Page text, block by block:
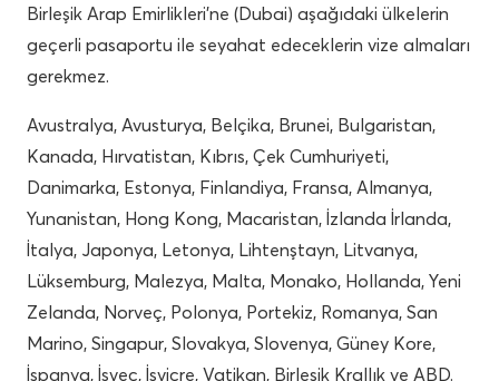
Birleşik Arap Emirlikleri’ne (Dubai) aşağıdaki ülkelerin
geçerli pasaportu ile seyahat edeceklerin vize almaları
gerekmez.
Avustralya, Avusturya, Belçika, Brunei, Bulgaristan,
Kanada, Hırvatistan, Kıbrıs, Çek Cumhuriyeti,
Danimarka, Estonya, Finlandiya, Fransa, Almanya,
Yunanistan, Hong Kong, Macaristan, İzlanda İrlanda,
İtalya, Japonya, Letonya, Lihtenştayn, Litvanya,
Lüksemburg, Malezya, Malta, Monako, Hollanda, Yeni
Zelanda, Norveç, Polonya, Portekiz, Romanya, San
Marino, Singapur, Slovakya, Slovenya, Güney Kore,
İspanya, İsveç, İsviçre, Vatikan, Birleşik Krallık ve ABD.